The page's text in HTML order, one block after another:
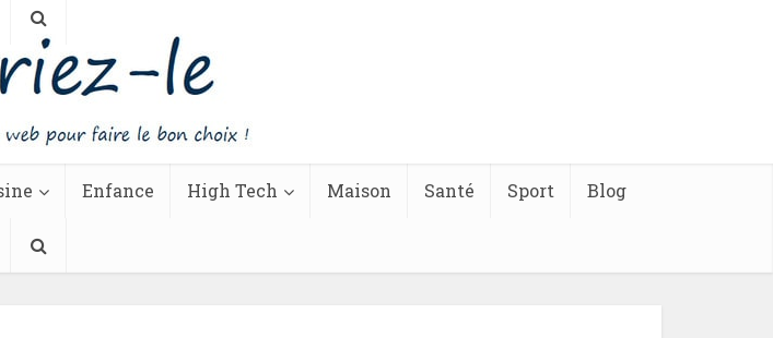
Enfance High Tech Maison Santé Sport Blog